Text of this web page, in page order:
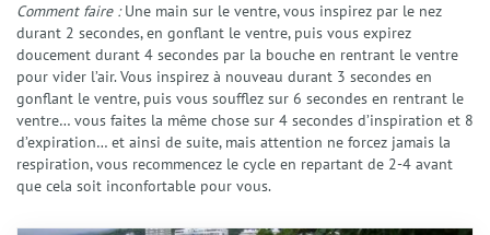
Comment faire :Une main sur le ventre, vous inspirez par le nez
durant 2 secondes, en gonflant le ventre, puis vous expirez
doucement durant 4 secondes par la bouche en rentrant le ventre
pour vider l’air. Vous inspirez à nouveau durant 3 secondes en
gonflant le ventre, puis vous soufflez sur 6 secondes en rentrant le
ventre… vous faites la même chose sur 4 secondes d’inspiration et 8
d’expiration… et ainsi de suite, mais attention ne forcez jamais la
respiration, vous recommencez le cycle en repartant de 2-4 avant
que cela soit inconfortable pour vous.